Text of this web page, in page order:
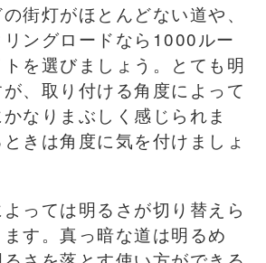
街灯がほとんどない道や、
ングロードなら1000ルー
を選びましょう。とても明
、取り付ける角度によって
なりまぶしく感じられま
きは角度に気を付けましょ
っては明るさが切り替えら
す。真っ暗な道は明るめ